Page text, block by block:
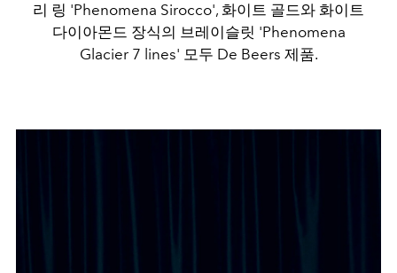
리 링 'Phenomena Sirocco', 화이트 골드와 화이트
다이아몬드 장식의 브레이슬릿 'Phenomena
Glacier 7 lines' 모두 De Beers 제품.